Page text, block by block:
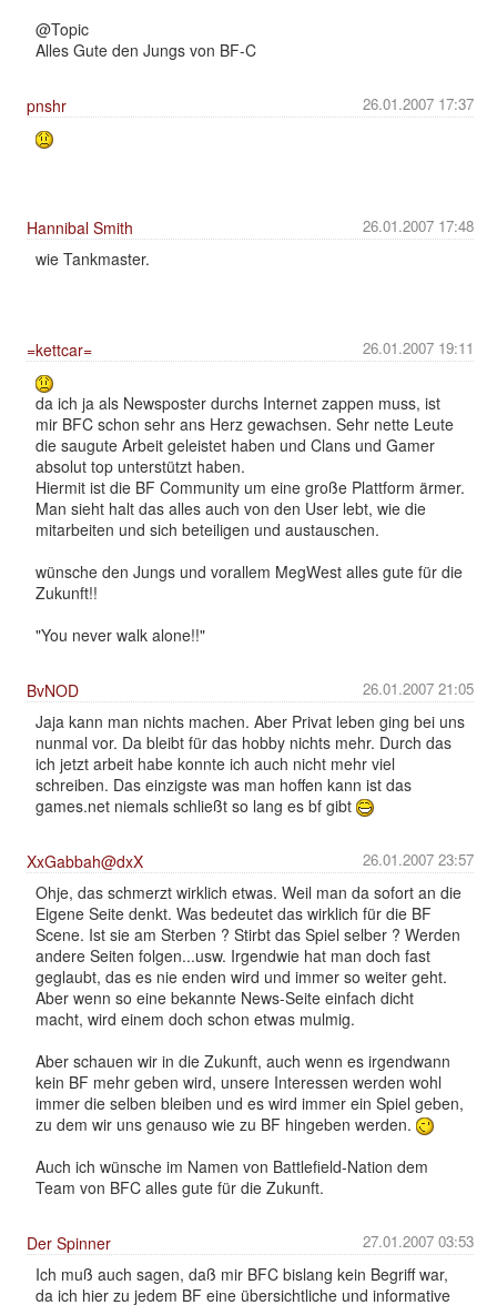
@Topic
Alles Gute den Jungs von BF-C
26.01.2007 17:37
pnshr
26.01.2007 17:48
Hannibal Smith
wie Tankmaster.
26.01.2007 19:11
=kettcar=
da ich ja als Newsposter durchs Internet zappen muss, ist
mir BFC schon sehr ans Herz gewachsen. Sehr nette Leute
die saugute Arbeit geleistet haben und Clans und Gamer
absolut top unterstützt haben.
Hiermit ist die BF Community um eine große Plattform ärmer.
Man sieht halt das alles auch von den User lebt, wie die
mitarbeiten und sich beteiligen und austauschen.
wünsche den Jungs und vorallem MegWest alles gute für die
Zukunft!!
"You never walk alone!!"
26.01.2007 21:05
BvNOD
Jaja kann man nichts machen. Aber Privat leben ging bei uns
nunmal vor. Da bleibt für das hobby nichts mehr. Durch das
ich jetzt arbeit habe konnte ich auch nicht mehr viel
schreiben. Das einzigste was man hoffen kann ist das
games.net niemals schließt so lang es bf gibt
26.01.2007 23:57
XxGabbah@dxX
Ohje, das schmerzt wirklich etwas. Weil man da sofort an die
Eigene Seite denkt. Was bedeutet das wirklich für die BF
Scene. Ist sie am Sterben ? Stirbt das Spiel selber ? Werden
andere Seiten folgen...usw. Irgendwie hat man doch fast
geglaubt, das es nie enden wird und immer so weiter geht.
Aber wenn so eine bekannte News-Seite einfach dicht
macht, wird einem doch schon etwas mulmig.
Aber schauen wir in die Zukunft, auch wenn es irgendwann
kein BF mehr geben wird, unsere Interessen werden wohl
immer die selben bleiben und es wird immer ein Spiel geben,
zu dem wir uns genauso wie zu BF hingeben werden.
Auch ich wünsche im Namen von Battlefield-Nation dem
Team von BFC alles gute für die Zukunft.
27.01.2007 03:53
Der Spinner
Ich muß auch sagen, daß mir BFC bislang kein Begriff war,
da ich hier zu jedem BF eine übersichtliche und informative